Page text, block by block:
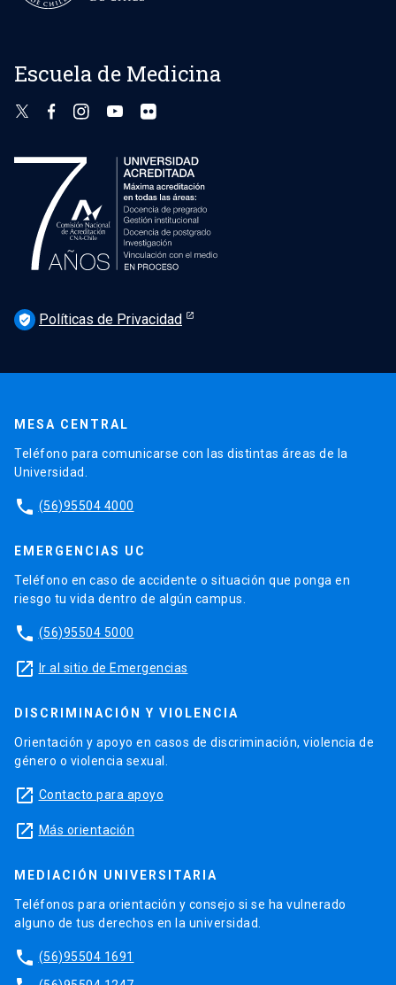
Escuela de Medicina
verified_user Políticas de Privacidad
MESA CENTRAL
Teléfono para comunicarse con las distintas áreas de la
Universidad.
phone (56)95504 4000
EMERGENCIAS UC
Teléfono en caso de accidente o situación que ponga en
riesgo tu vida dentro de algún campus.
phone (56)95504 5000
launch Ir al sitio de Emergencias
DISCRIMINACIÓN Y VIOLENCIA
Orientación y apoyo en casos de discriminación, violencia de
género o violencia sexual.
launch Contacto para apoyo
launch Más orientación
MEDIACIÓN UNIVERSITARIA
Teléfonos para orientación y consejo si se ha vulnerado
alguno de tus derechos en la universidad.
phone (56)95504 1691